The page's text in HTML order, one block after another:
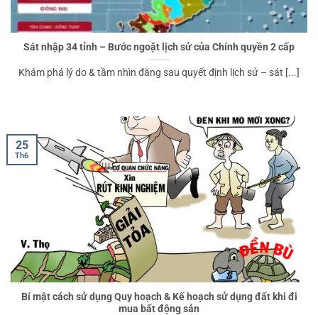
Sát nhập 34 tỉnh – Bước ngoặt lịch sử của Chính quyền 2 cấp
Khám phá lý do & tầm nhìn đằng sau quyết định lịch sử – sát [...]
Bí mật cách sử dụng Quy hoạch & Kế hoạch sử dụng đất khi đi
mua bất động sản
25
Th6